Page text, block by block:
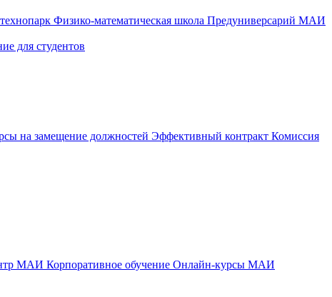
Физико-математическая школа Предуниверсарий МАИ
для студентов
на замещение должностей Эффективный контракт Комиссия
МАИ Корпоративное обучение Онлайн-курсы МАИ